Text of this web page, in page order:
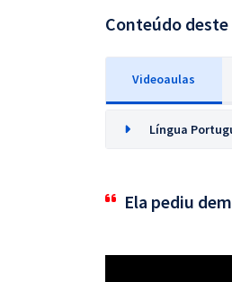
Conteúdo
Videoaulas
Língua
Ela pediu